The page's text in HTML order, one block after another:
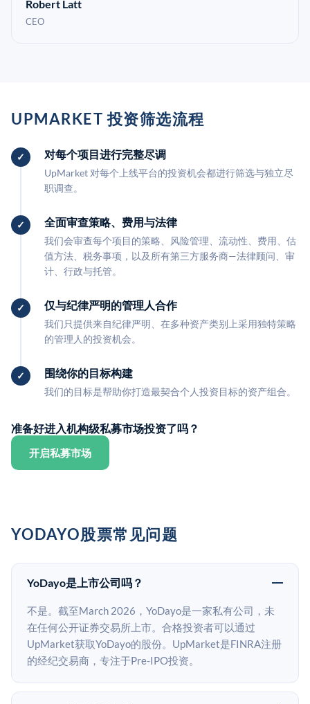
Robert Latt
CEO
UPMARKET 投资筛选流程
对每个项目进行完整尽调
UpMarket 对每个上线平台的投资机会都进行筛选与独立尽
职调查。
全面审查策略、费用与法律
我们会审查每个项目的策略、风险管理、流动性、费用、估
值方法、税务事项，以及所有第三方服务商—法律顾问、审
计、行政与托管。
仅与纪律严明的管理人合作
我们只提供来自纪律严明、在多种资产类别上采用独特策略
的管理人的投资机会。
围绕你的目标构建
我们的目标是帮助你打造最契合个人投资目标的资产组合。
准备好进入机构级私募市场投资了吗？
开启私募市场
YODAYO股票常见问题
YoDayo是上市公司吗？
不是。截至March 2026，YoDayo是一家私有公司，未
在任何公开证券交易所上市。合格投资者可以通过
UpMarket获取YoDayo的股份。UpMarket是FINRA注册
的经纪交易商，专注于Pre-IPO投资。